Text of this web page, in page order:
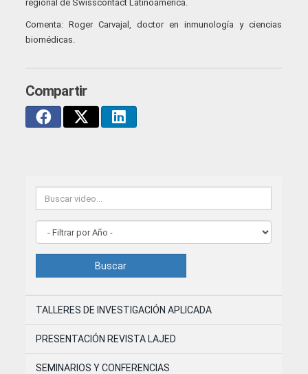
Buscar
TALLERES DE INVESTIGACIÓN APLICADA
PRESENTACIÓN REVISTA LAJED
SEMINARIOS Y CONFERENCIAS
regional de Swisscontact Latinoamérica.
Comenta: Roger Carvajal, doctor en inmunología y ciencias
biomédicas.
Compartir